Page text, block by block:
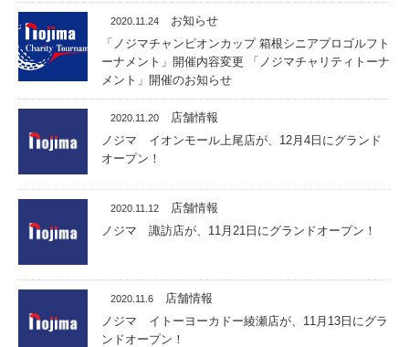
2020.11.24
お知らせ
「ノジマチャンピオンカップ 箱根シニアプロゴルフト
ーナメント」開催内容変更 「ノジマチャリティトーナ
メント」開催のお知らせ
2020.11.20
店舗情報
ノジマ イオンモール上尾店が、12月4日にグランド
オープン！
2020.11.12
店舗情報
ノジマ 諏訪店が、11月21日にグランドオープン！
2020.11.6
店舗情報
ノジマ イトーヨーカドー綾瀬店が、11月13日にグラ
ンドオープン！